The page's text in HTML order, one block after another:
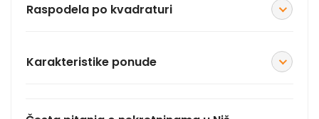
Raspodela po kvadraturi
Karakteristike ponude